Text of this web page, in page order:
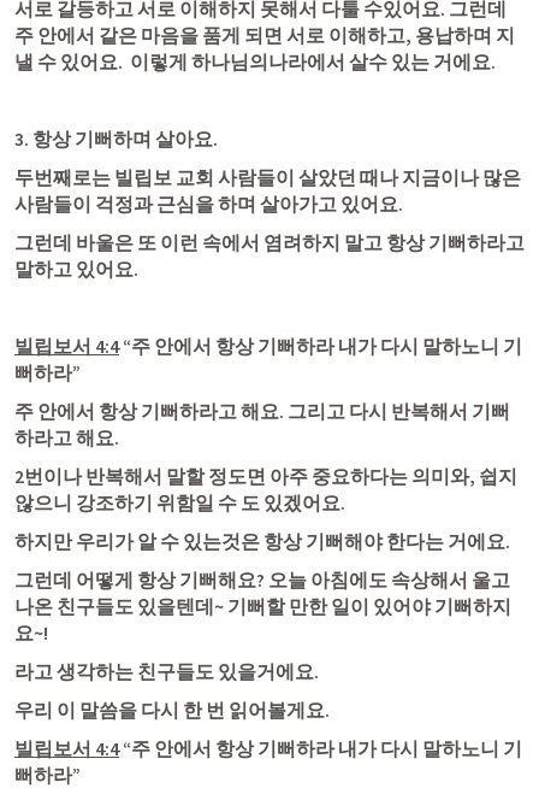
서로 갈등하고 서로 이해하지 못해서 다툴 수있어요. 그런데
주 안에서 같은 마음을 품게 되면 서로 이해하고, 용납하며 지
낼 수 있어요.  이렇게 하나님의나라에서 살수 있는 거에요.
3. 항상 기뻐하며 살아요.
두번째로는 빌립보 교회 사람들이 살았던 때나 지금이나 많은
사람들이 걱정과 근심을 하며 살아가고 있어요.
그런데 바울은 또 이런 속에서 염려하지 말고 항상 기뻐하라고
말하고 있어요.
빌립보서 4:4 “주 안에서 항상 기뻐하라 내가 다시 말하노니 기
뻐하라”
주 안에서 항상 기뻐하라고 해요. 그리고 다시 반복해서 기뻐
하라고 해요.
2번이나 반복해서 말할 정도면 아주 중요하다는 의미와, 쉽지
않으니 강조하기 위함일 수 도 있겠어요.
하지만 우리가 알 수 있는것은 항상 기뻐해야 한다는 거에요.
그런데 어떻게 항상 기뻐해요? 오늘 아침에도 속상해서 울고
나온 친구들도 있을텐데~ 기뻐할 만한 일이 있어야 기뻐하지
요~!
라고 생각하는 친구들도 있을거에요.
우리 이 말씀을 다시 한 번 읽어볼게요.
빌립보서 4:4 “주 안에서 항상 기뻐하라 내가 다시 말하노니 기
뻐하라”